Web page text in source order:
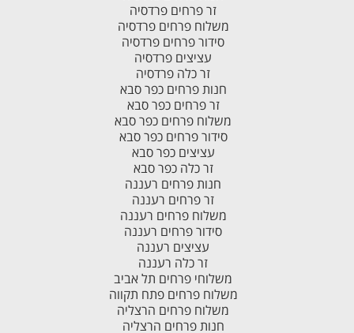
זר פרחים פרדסיה
משלוח פרחים פרדסיה
סידור פרחים פרדסיה
עציצים פרדסיה
זר כלה פרדסיה
חנות פרחים כפר סבא
זר פרחים כפר סבא
משלוח פרחים כפר סבא
סידור פרחים כפר סבא
עציצים כפר סבא
זר כלה כפר סבא
חנות פרחים רעננה
זר פרחים רעננה
משלוח פרחים רעננה
סידור פרחים רעננה
עציצים רעננה
זר כלה רעננה
משלוחי פרחים תל אביב
משלוח פרחים פתח תקווה
משלוח פרחים הרצליה
חנות פרחים הרצליה